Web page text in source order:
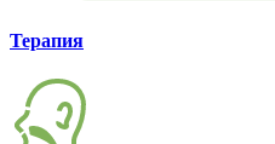
Терапия